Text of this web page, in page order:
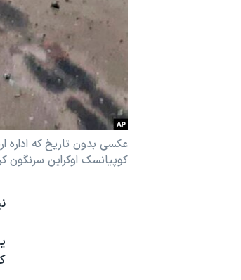
قانون شفافیت دارائی کادر رهبری ایران
اعتراضات مردمی آبان ۹۸
نرگس محمدی برنده جایزه نوبل صلح
همایش محافظه‌کاران آمریکا «سی‌پک»
سفر پرزیدنت ترامپ به چین
عکسی بدون تاریخ که اداره
کوپیانسک اوکراین سرنگون